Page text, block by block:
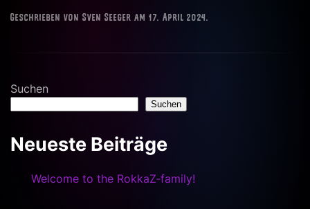
Geschrieben von Sven Seeger am 17. April 2024.
Suchen
Suchen
Neueste Beiträge
Welcome to the RokkaZ-family!